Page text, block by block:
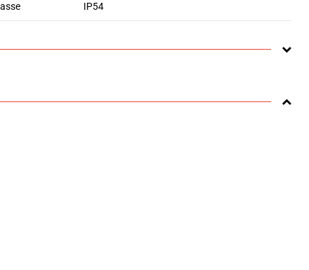
IP54